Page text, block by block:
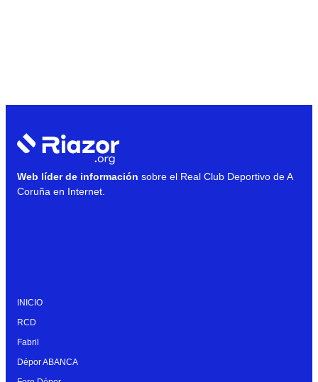
Web líder de información sobre el Real Club Deportivo de A
Coruña en Internet.
INICIO
RCD
Fabril
Dépor ABANCA